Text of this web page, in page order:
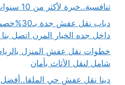
تنافسية..خبرة لأكثر من 10 سنوات..ضمان الجودة
دباب نقل
داخل جده الخيار المرن اتصل بنا
خطوات نقل عفش المنزل
شامل لنقل الأثاث بأمان
دينا نقل عفش حي